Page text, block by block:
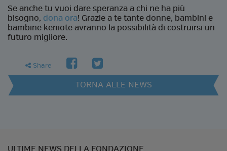
Se anche tu vuoi dare speranza a chi ne ha più
bisogno, dona ora! Grazie a te tante donne, bambini e
bambine keniote avranno la possibilità di costruirsi un
futuro migliore.
Sharesharefacebook
twitter
TORNA ALLE NEWS